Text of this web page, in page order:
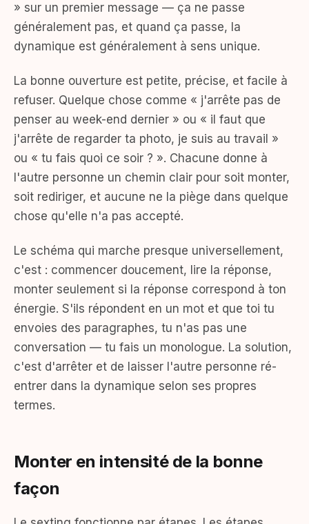
» sur un premier message — ça ne passe
généralement pas, et quand ça passe, la
dynamique est généralement à sens unique.
La bonne ouverture est petite, précise, et facile à
refuser. Quelque chose comme « j'arrête pas de
penser au week-end dernier » ou « il faut que
j'arrête de regarder ta photo, je suis au travail »
ou « tu fais quoi ce soir ? ». Chacune donne à
l'autre personne un chemin clair pour soit monter,
soit rediriger, et aucune ne la piège dans quelque
chose qu'elle n'a pas accepté.
Le schéma qui marche presque universellement,
c'est : commencer doucement, lire la réponse,
monter seulement si la réponse correspond à ton
énergie. S'ils répondent en un mot et que toi tu
envoies des paragraphes, tu n'as pas une
conversation — tu fais un monologue. La solution,
c'est d'arrêter et de laisser l'autre personne ré-
entrer dans la dynamique selon ses propres
termes.
Monter en intensité de la bonne
façon